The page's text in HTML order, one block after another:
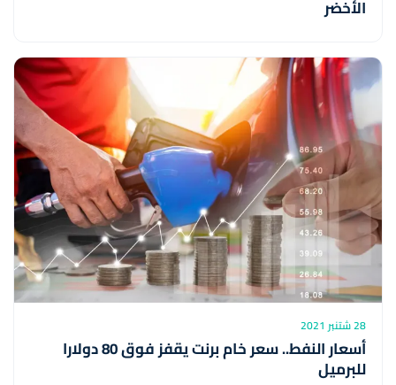
الأخضر
28 شتنبر 2021
أسعار النفط.. سعر خام برنت يقفز فوق 80 دولارا
للبرميل